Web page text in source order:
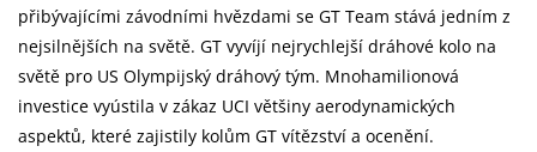
přibývajícími závodními hvězdami se GT Team stává jedním z
nejsilnějších na světě. GT vyvíjí nejrychlejší dráhové kolo na
světě pro US Olympijský dráhový tým. Mnohamilionová
investice vyústila v zákaz UCI většiny aerodynamických
aspektů, které zajistily kolům GT vítězství a ocenění.